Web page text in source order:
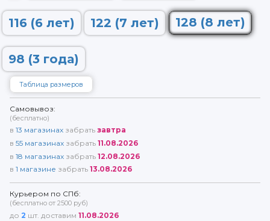
116 (6 лет) 122 (7 лет) 128 (8 лет)
98 (3 года)
Таблица размеров
Самовывоз:
(бесплатно)
в 13 магазинах забрать завтра
в 55 магазинах забрать 11.08.2026
в 18 магазинах забрать 12.08.2026
в 1 магазине забрать 13.08.2026
Курьером по СПб:
(бесплатно от 2500 руб)
до 2 шт. доставим 11.08.2026